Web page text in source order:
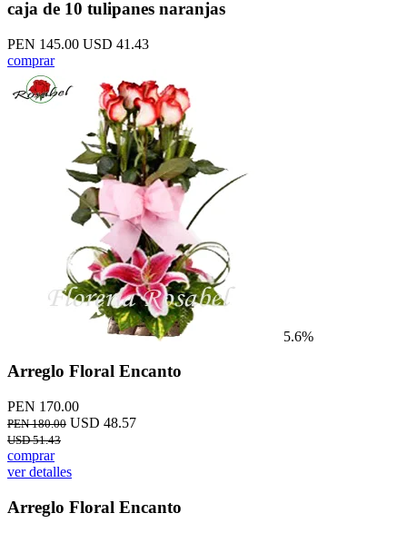
caja de 10 tulipanes naranjas
PEN 145.00 USD 41.43
comprar
5.6%
Arreglo Floral Encanto
PEN 170.00
PEN 180.00 USD 48.57
USD 51.43
comprar
ver detalles
Arreglo Floral Encanto